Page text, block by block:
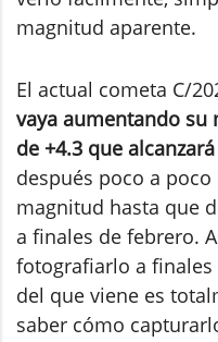
magnitud aparente.
El actual cometa C/
vaya aumentando
de +4.3 que
después poco a
magnitud hasta que
a finales de febrero.
fotografiarlo a
del que viene es
saber cómo